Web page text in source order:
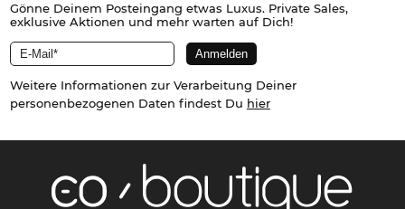
Gönne Deinem Posteingang etwas Luxus. Private Sales,
exklusive Aktionen und mehr warten auf Dich!
Weitere Informationen zur Verarbeitung Deiner
personenbezogenen Daten findest Du hier